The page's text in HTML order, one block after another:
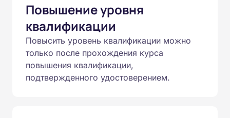
Повышение уровня
квалификации
Повысить уровень квалификации можно
только после прохождения курса
повышения квалификации,
подтвержденного удостоверением.